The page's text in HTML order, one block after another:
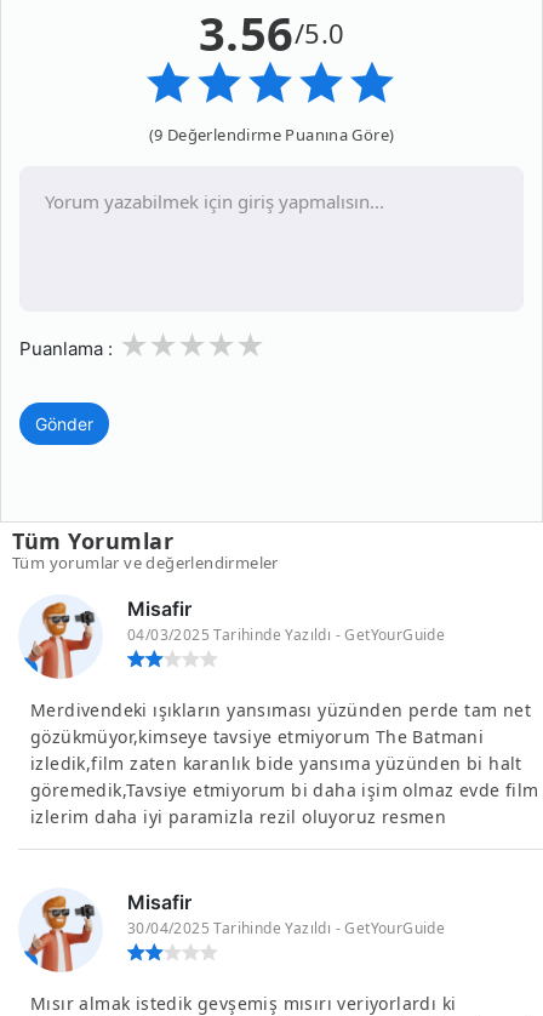
3.56/5.0
(9 Değerlendirme Puanına Göre)
Puanlama : 3
2
1
Gönder
Tüm Yorumlar
Tüm yorumlar ve değerlendirmeler
Misafir
04/03/2025 Tarihinde Yazıldı - GetYourGuide
Merdivendeki ışıkların yansıması yüzünden perde tam net
gözükmüyor,kimseye tavsiye etmiyorum The Batmani
izledik,film zaten karanlık bide yansıma yüzünden bi halt
göremedik,Tavsiye etmiyorum bi daha işim olmaz evde film
izlerim daha iyi paramizla rezil oluyoruz resmen
Misafir
30/04/2025 Tarihinde Yazıldı - GetYourGuide
Mısır almak istedik gevşemiş mısırı veriyorlardı ki